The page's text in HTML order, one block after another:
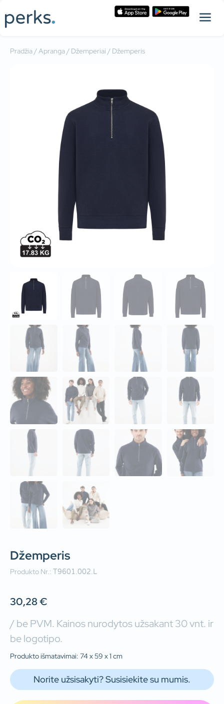
Pradžia/Apranga/ Džemperiai / Džemperis
Džemperis
Produkto Nr.: T9601.002.L
30,28€
/ be PVM. Kainos nurodytos užsakant 30 vnt. ir
be logotipo.
Produkto išmatavimai: 74 x 59 x 1 cm
Norite užsisakyti? Susisiekite su mumis.